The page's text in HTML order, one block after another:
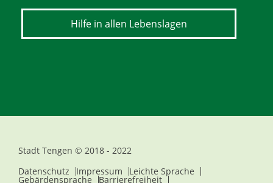
Hilfe in allen Lebenslagen
Stadt Tengen © 2018 - 2022
Datenschutz
Impressum Leichte Sprache
Gebärdensprache Barrierefreiheit